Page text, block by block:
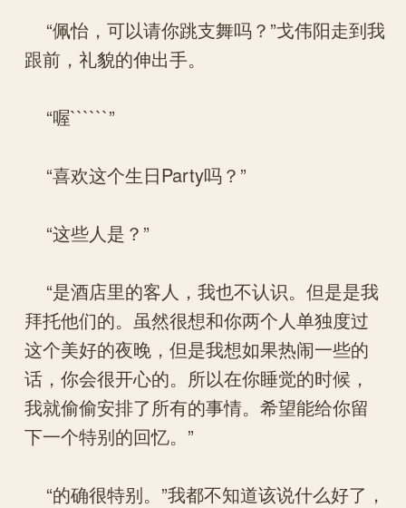
“佩怡，可以请你跳支舞吗？”戈伟阳走到我
跟前，礼貌的伸出手。
“喔``````”
“喜欢这个生日Party吗？”
“这些人是？”
“是酒店里的客人，我也不认识。但是是我
拜托他们的。虽然很想和你两个人单独度过
这个美好的夜晚，但是我想如果热闹一些的
话，你会很开心的。所以在你睡觉的时候，
我就偷偷安排了所有的事情。希望能给你留
下一个特别的回忆。”
“的确很特别。”我都不知道该说什么好了，